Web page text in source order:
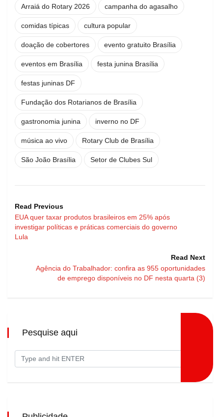
Arraiá do Rotary 2026 campanha do agasalho
comidas típicas cultura popular
doação de cobertores evento gratuito Brasília
eventos em Brasília festa junina Brasília
festas juninas DF
Fundação dos Rotarianos de Brasília
gastronomia junina inverno no DF
música ao vivo Rotary Club de Brasília
São João Brasília Setor de Clubes Sul
Read Previous
EUA quer taxar produtos brasileiros em 25% após
investigar políticas e práticas comerciais do governo
Lula
Read Next
Agência do Trabalhador: confira as 955 oportunidades
de emprego disponíveis no DF nesta quarta (3)
Pesquise aqui